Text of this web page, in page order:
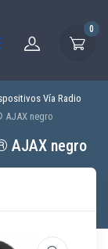
0
Vía Radio
AJAX negro
AJAX negro